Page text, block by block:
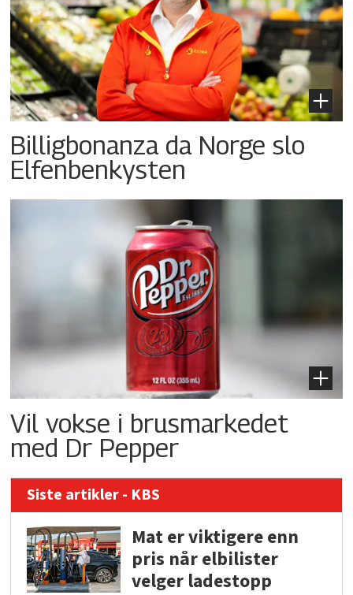
Billigbonanza da Norge slo
Elfenbenkysten
Vil vokse i brusmarkedet
med Dr Pepper
Siste artikler - KBS
Mat er viktigere enn
pris når elbilister
velger ladestopp